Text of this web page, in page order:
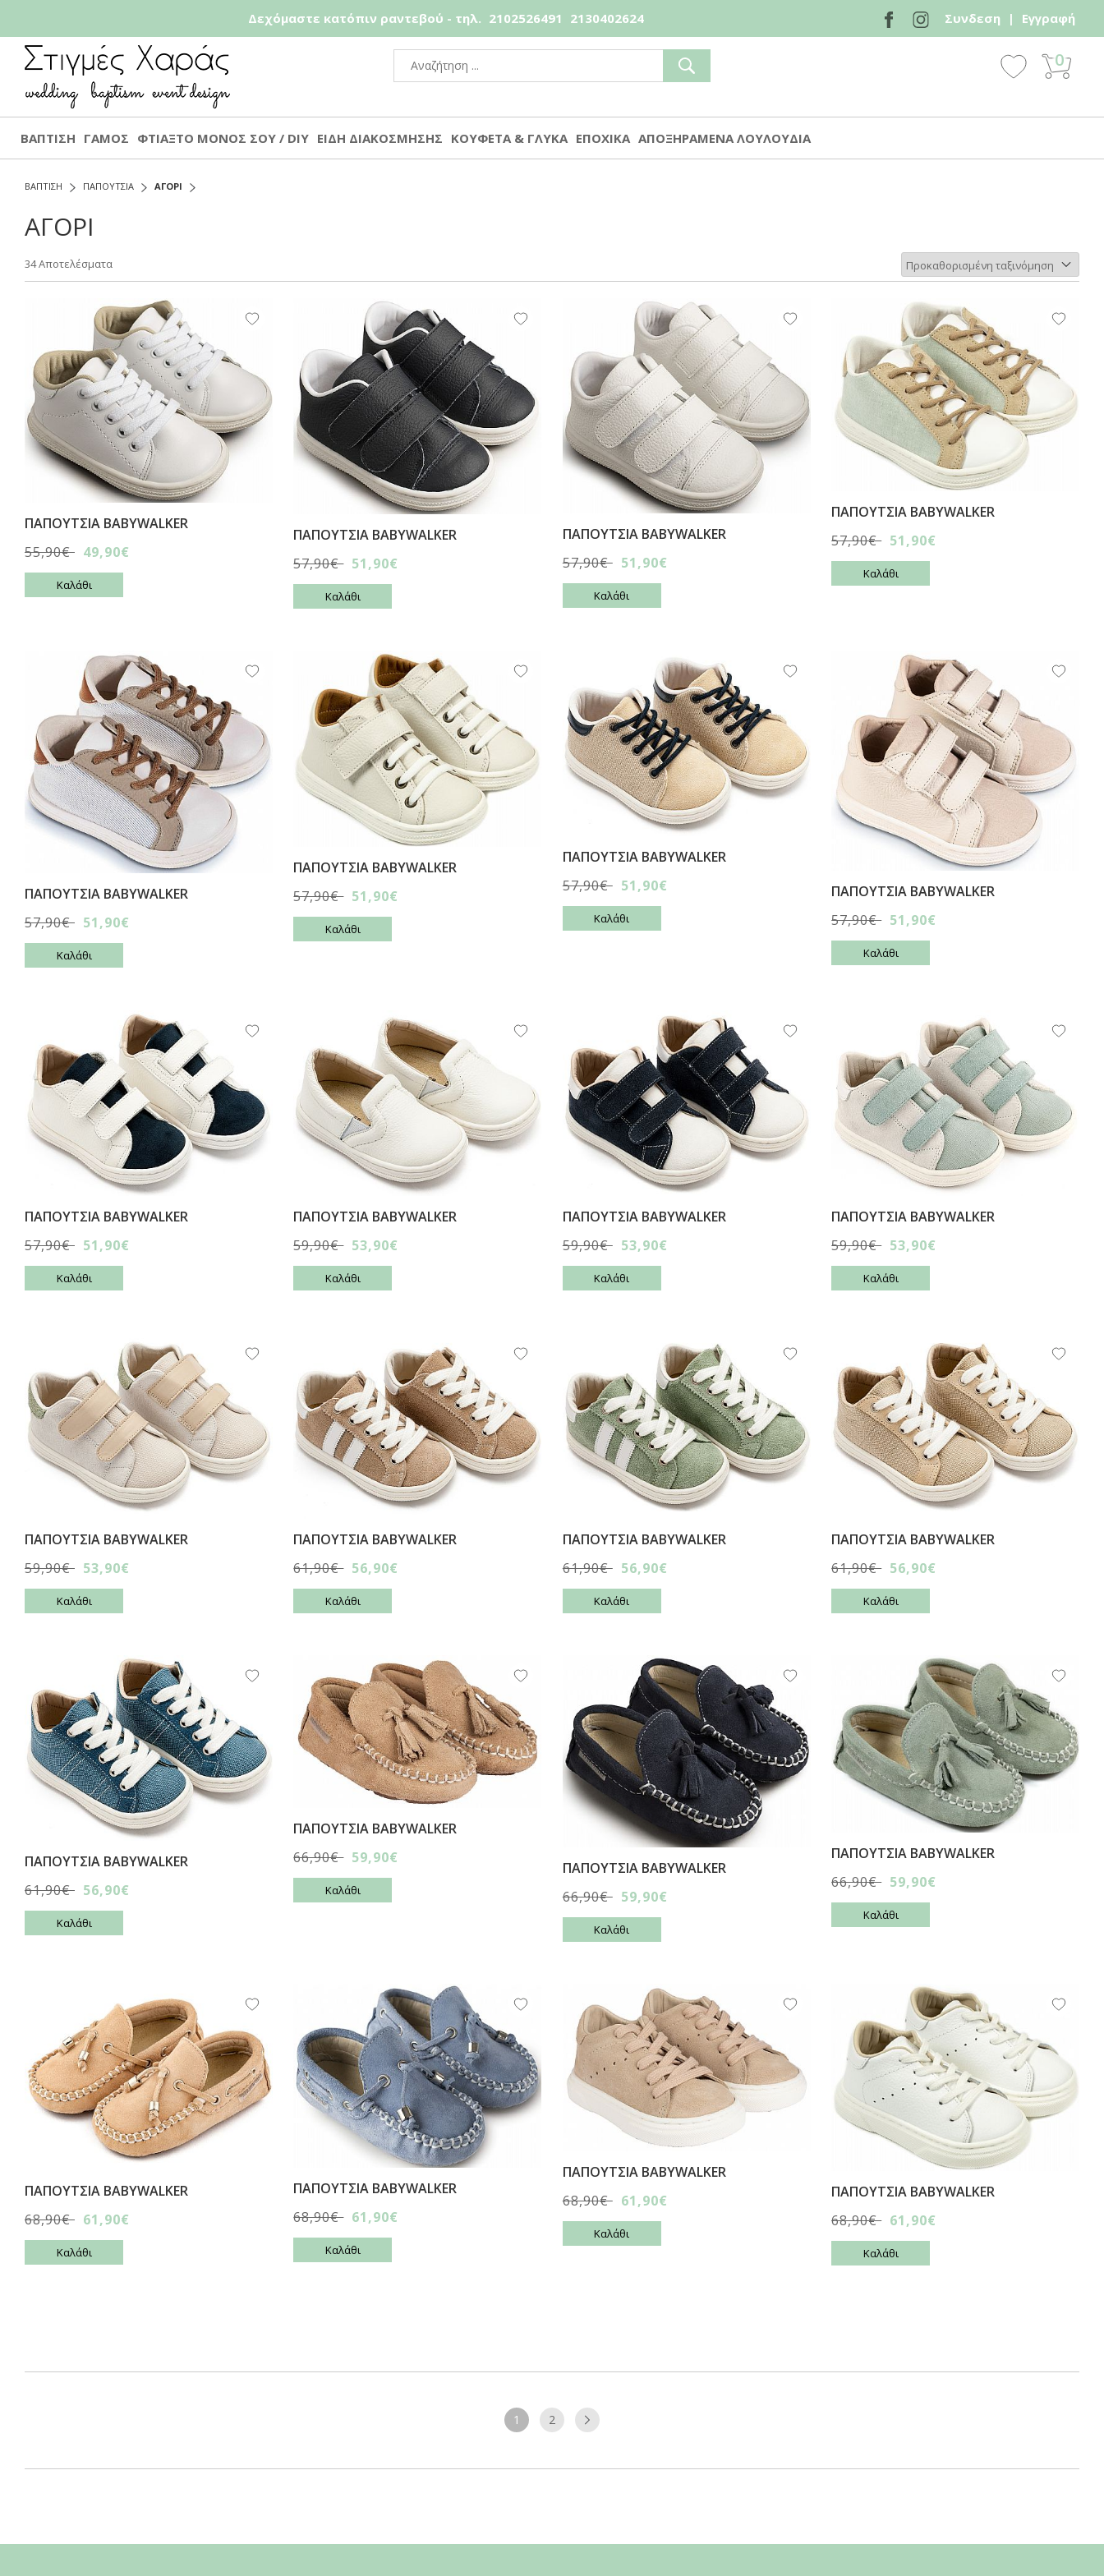
Συνδεση | Εγγραφή
Δεχόμαστε κατόπιν ραντεβού - τηλ. 2102526491 2130402624
0
ΒΑΠΤΙΣΗ ΓΑΜΟΣ ΦΤΙΑΞΤΟ ΜΟΝΟΣ ΣΟΥ / DIY ΕΙΔΗ ΔΙΑΚΟΣΜΗΣΗΣ ΚΟΥΦΕΤΑ & ΓΛΥΚΑ ΕΠΟΧΙΚΑ ΑΠΟΞΗΡΑΜΕΝΑ ΛΟΥΛΟΥΔΙΑ
ΒΑΠΤΙΣΗ ΠΑΠΟΥΤΣΙΑ ΑΓΟΡΙ
ΑΓΟΡΙ
34 Αποτελέσματα
ΠΑΠΟΥΤΣΙA BABYWALKER
55,90€ 49,90€
Καλάθι
ΠΑΠΟΥΤΣΙA BABYWALKER
57,90€ 51,90€
Καλάθι
ΠΑΠΟΥΤΣΙA BABYWALKER
57,90€ 51,90€
Καλάθι
ΠΑΠΟΥΤΣΙA BABYWALKER
57,90€ 51,90€
Καλάθι
ΠΑΠΟΥΤΣΙA BABYWALKER
57,90€ 51,90€
Καλάθι
ΠΑΠΟΥΤΣΙA BABYWALKER
57,90€ 51,90€
Καλάθι
ΠΑΠΟΥΤΣΙA BABYWALKER
57,90€ 51,90€
Καλάθι
ΠΑΠΟΥΤΣΙA BABYWALKER
57,90€ 51,90€
Καλάθι
ΠΑΠΟΥΤΣΙA BABYWALKER
57,90€ 51,90€
Καλάθι
ΠΑΠΟΥΤΣΙA BABYWALKER
59,90€ 53,90€
Καλάθι
ΠΑΠΟΥΤΣΙA BABYWALKER
59,90€ 53,90€
Καλάθι
ΠΑΠΟΥΤΣΙA BABYWALKER
59,90€ 53,90€
Καλάθι
ΠΑΠΟΥΤΣΙA BABYWALKER
59,90€ 53,90€
Καλάθι
ΠΑΠΟΥΤΣΙA BABYWALKER
61,90€ 56,90€
Καλάθι
ΠΑΠΟΥΤΣΙA BABYWALKER
61,90€ 56,90€
Καλάθι
ΠΑΠΟΥΤΣΙA BABYWALKER
61,90€ 56,90€
Καλάθι
ΠΑΠΟΥΤΣΙA BABYWALKER
61,90€ 56,90€
Καλάθι
ΠΑΠΟΥΤΣΙA BABYWALKER
66,90€ 59,90€
Καλάθι
ΠΑΠΟΥΤΣΙA BABYWALKER
66,90€ 59,90€
Καλάθι
ΠΑΠΟΥΤΣΙA BABYWALKER
66,90€ 59,90€
Καλάθι
ΠΑΠΟΥΤΣΙA BABYWALKER
68,90€ 61,90€
Καλάθι
ΠΑΠΟΥΤΣΙA BABYWALKER
68,90€ 61,90€
Καλάθι
ΠΑΠΟΥΤΣΙA BABYWALKER
68,90€ 61,90€
Καλάθι
ΠΑΠΟΥΤΣΙA BABYWALKER
68,90€ 61,90€
Καλάθι
1 2